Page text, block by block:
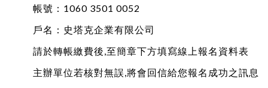
帳號：1060 3501 0052
戶名：史塔克企業有限公司
請於轉帳繳費後,至簡章下方填寫線上報名資料表
主辦單位若核對無誤,將會回信給您報名成功之訊息